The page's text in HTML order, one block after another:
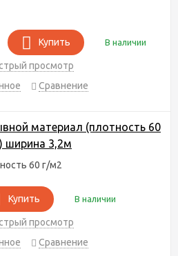
Купить В наличии
просмотр
Сравнение
материал (плотность 60
ширина 3,2м
60 г/м2
Купить В наличии
просмотр
Сравнение